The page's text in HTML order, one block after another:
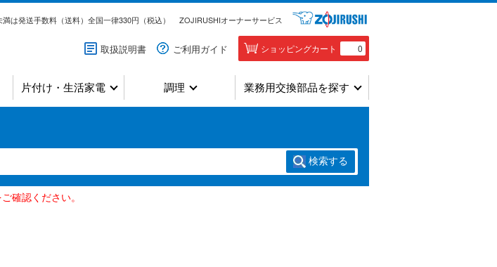
は発送手数料（送料）全国一律330円（税込） ZOJIRUSHIオーナーサービス
取扱説明書 ご利用ガイド ショッピングカート 0
片付け・生活家電 調理 業務用交換部品を探す
検索する
確認ください。